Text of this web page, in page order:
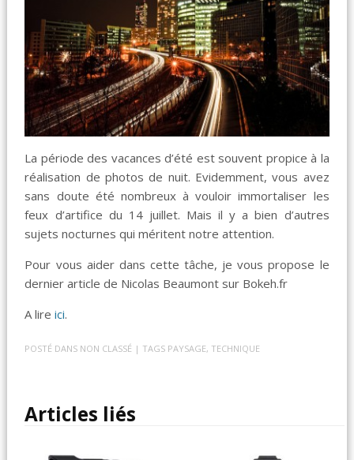
La période des vacances d’été est souvent propice à la
réalisation de photos de nuit. Evidemment, vous avez
sans doute été nombreux à vouloir immortaliser les
feux d’artifice du 14 juillet. Mais il y a bien d’autres
sujets nocturnes qui méritent notre attention.
Pour vous aider dans cette tâche, je vous propose le
dernier article de Nicolas Beaumont sur Bokeh.fr
A lireici.
POSTÉ DANS NON CLASSÉ | TAGS PAYSAGE, TECHNIQUE
Articles liés